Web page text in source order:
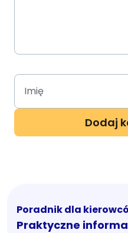
Poradnik dla
Praktyczne